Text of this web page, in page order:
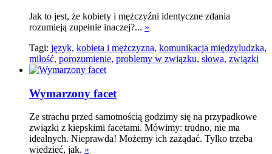
Jak to jest, że kobiety i mężczyźni identyczne zdania
rozumieją zupełnie inaczej?... »
Tagi: język, kobieta i mężczyzna, komunikacja międzyludzka,
miłość, porozumienie, problemy w związku, słowa, związki
Wymarzony facet
Ze strachu przed samotnością godzimy się na przypadkowe
związki z kiepskimi facetami. Mówimy: trudno, nie ma
idealnych. Nieprawda! Możemy ich zażądać. Tylko trzeba
wiedzieć, jak. »